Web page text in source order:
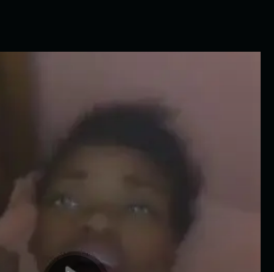
vídeo